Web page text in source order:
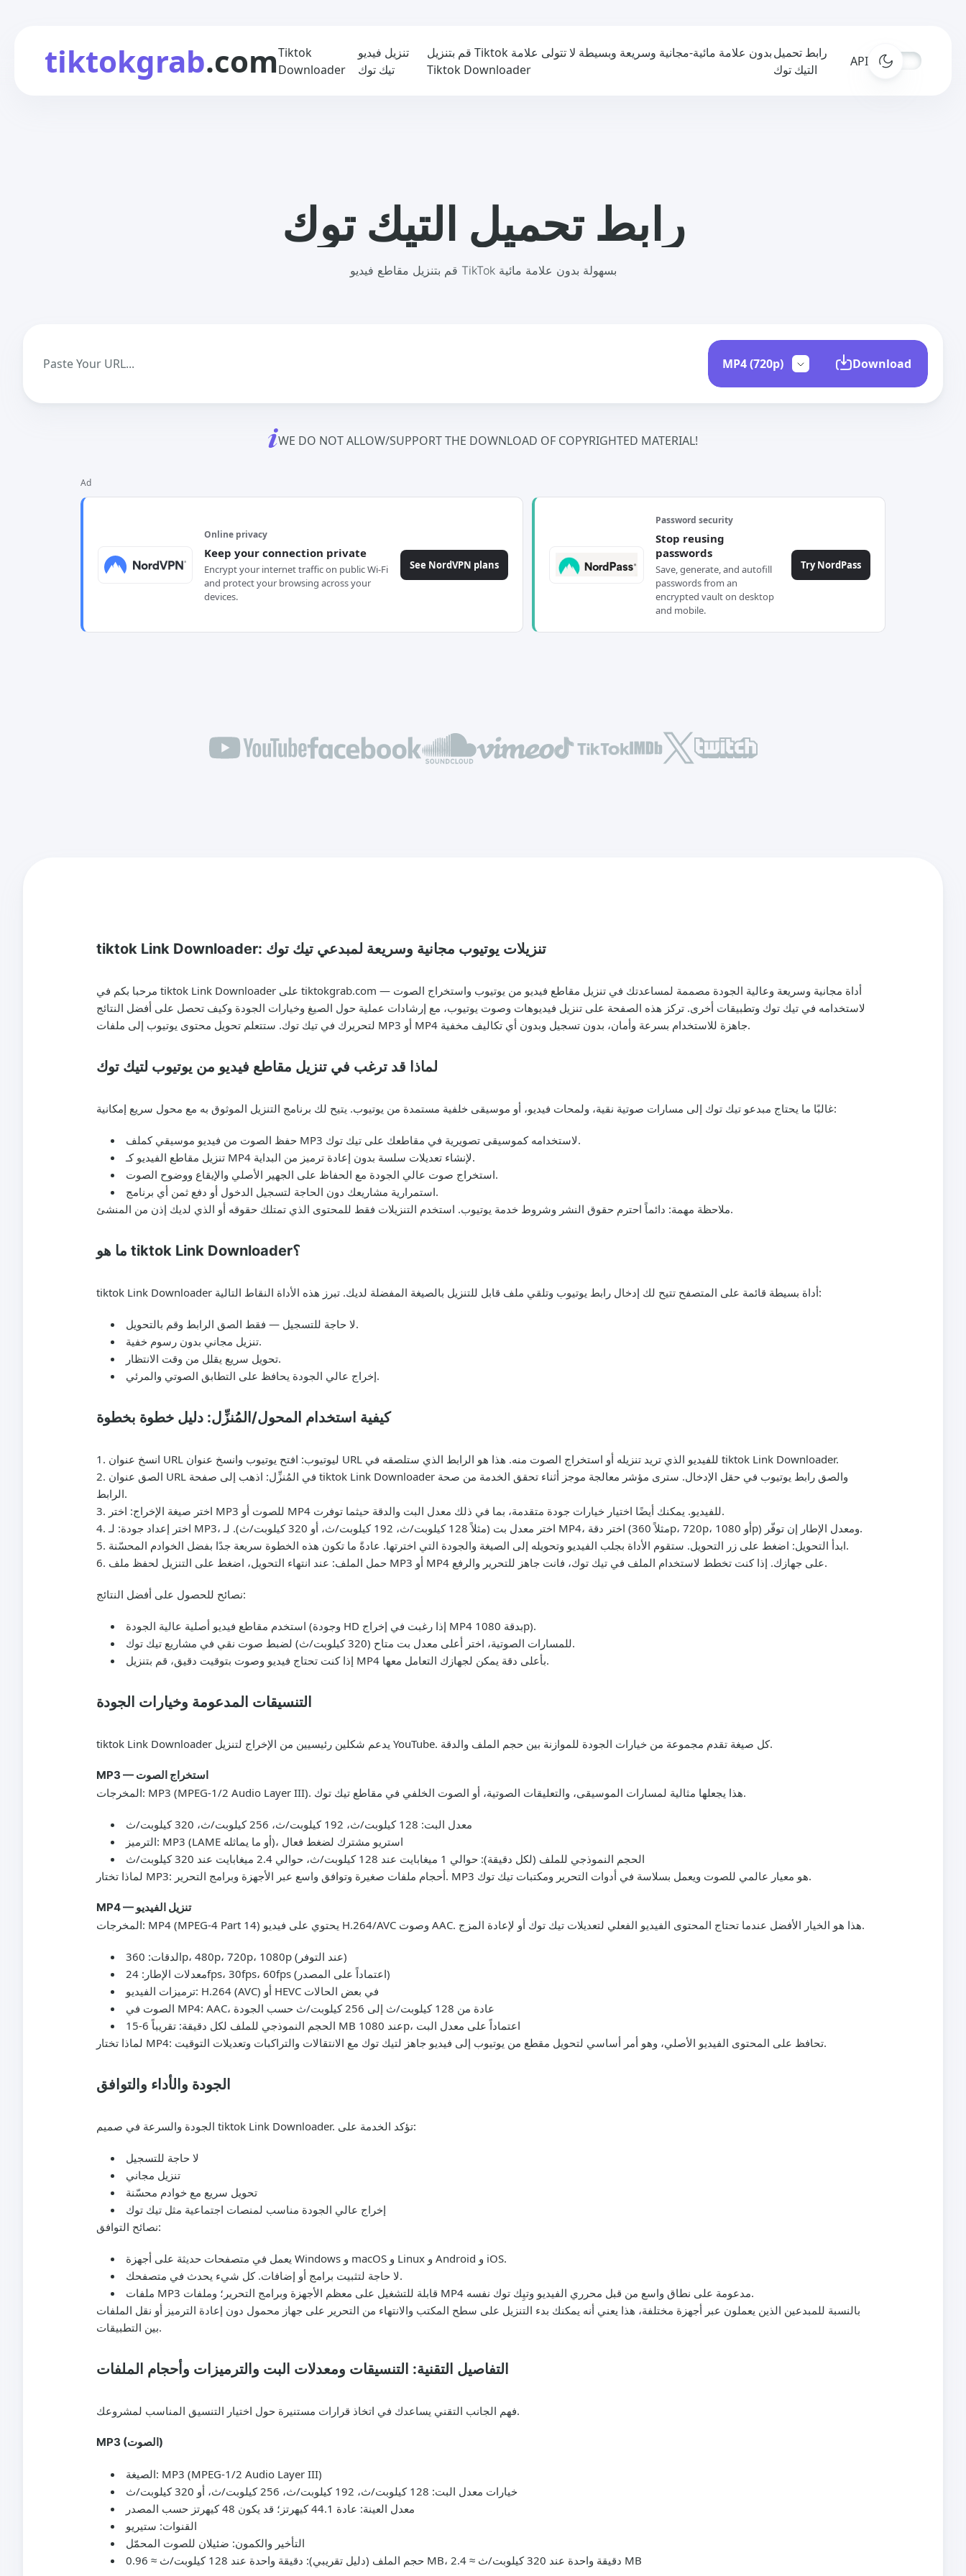
tiktokgrab.comTiktok
Downloader
تنزيل فيديو
تيك توك
قم بتنزيل Tiktok بدون علامة مائية-مجانية وسريعة وبسيطة لا تتولى علامة
Tiktok Downloader
رابط تحميل
التيك توك
APIs
رابط تحميل التيك توك
قم بتنزيل مقاطع فيديو TikTok بسهولة بدون علامة مائية
Download
WE DO NOT ALLOW/SUPPORT THE DOWNLOAD OF COPYRIGHTED MATERIAL!
Ad
Online privacy
Keep your connection private
Encrypt your internet traffic on public Wi-Fi
and protect your browsing across your
devices.
See NordVPN plans
Password security
Stop reusing
passwords
Save, generate, and autofill
passwords from an
encrypted vault on desktop
and mobile.
Try NordPass
tiktok Link Downloader: تنزيلات يوتيوب مجانية وسريعة لمبدعي تيك توك
مرحبا بكم في tiktok Link Downloader على tiktokgrab.com — أداة مجانية وسريعة وعالية الجودة مصممة لمساعدتك في تنزيل مقاطع فيديو من يوتيوب واستخراج الصوت
لاستخدامه في تيك توك وتطبيقات أخرى. تركز هذه الصفحة على تنزيل فيديوهات وصوت يوتيوب، مع إرشادات عملية حول الصيغ وخيارات الجودة وكيف تحصل على أفضل النتائج
لتحريرك في تيك توك. ستتعلم تحويل محتوى يوتيوب إلى ملفات MP3 أو MP4 جاهزة للاستخدام بسرعة وأمان، بدون تسجيل وبدون أي تكاليف مخفية.
لماذا قد ترغب في تنزيل مقاطع فيديو من يوتيوب لتيك توك
غالبًا ما يحتاج مبدعو تيك توك إلى مسارات صوتية نقية، ولمحات فيديو، أو موسيقى خلفية مستمدة من يوتيوب. يتيح لك برنامج التنزيل الموثوق به مع محول سريع إمكانية:
حفظ الصوت من فيديو موسيقي كملف MP3 لاستخدامه كموسيقى تصويرية في مقاطعك على تيك توك.
تنزيل مقاطع الفيديو كـ MP4 لإنشاء تعديلات سلسة بدون إعادة ترميز من البداية.
استخراج صوت عالي الجودة مع الحفاظ على الجهير الأصلي والإيقاع ووضوح الصوت.
استمرارية مشاريعك دون الحاجة لتسجيل الدخول أو دفع ثمن أي برنامج.
ملاحظة مهمة: دائماً احترم حقوق النشر وشروط خدمة يوتيوب. استخدم التنزيلات فقط للمحتوى الذي تمتلك حقوقه أو الذي لديك إذن من المنشئ.
ما هو tiktok Link Downloader؟
tiktok Link Downloader أداة بسيطة قائمة على المتصفح تتيح لك إدخال رابط يوتيوب وتلقي ملف قابل للتنزيل بالصيغة المفضلة لديك. تبرز هذه الأداة النقاط التالية:
لا حاجة للتسجيل — فقط الصق الرابط وقم بالتحويل.
تنزيل مجاني بدون رسوم خفية.
تحويل سريع يقلل من وقت الانتظار.
إخراج عالي الجودة يحافظ على التطابق الصوتي والمرئي.
كيفية استخدام المحول/المُنزِّل: دليل خطوة بخطوة
انسخ عنوان URL ليوتيوب
: افتح يوتيوب وانسخ عنوان URL للفيديو الذي تريد تنزيله أو استخراج الصوت منه. هذا هو الرابط الذي ستلصقه في tiktok Link Downloader.
الصق عنوان URL في المُنزِّل: اذهب إلى صفحة tiktok Link Downloader والصق رابط يوتيوب في حقل الإدخال. سترى مؤشر معالجة موجز أثناء تحقق الخدمة من صحة
الرابط.
اختر صيغة الإخراج
: اختر MP3 للصوت أو MP4 للفيديو. يمكنك أيضًا اختيار خيارات جودة متقدمة، بما في ذلك معدل البت والدقة حيثما توفرت.
اختر إعداد جودة
: لـ MP3، اختر معدل بت (مثلاً 128 كيلوبت/ث، 192 كيلوبت/ث، أو 320 كيلوبت/ث). لـ MP4، اختر دقة (مثلاً 360p، 720p، أو 1080p) ومعدل الإطار إن توفّر.
ابدأ التحويل: اضغط على زر التحويل. ستقوم الأداة بجلب الفيديو وتحويله إلى الصيغة والجودة التي اخترتها. عادةً ما تكون هذه الخطوة سريعة جدًا بفضل الخوادم المحسّنة.
حمل الملف
: عند انتهاء التحويل، اضغط على التنزيل لحفظ ملف MP3 أو MP4 على جهازك. إذا كنت تخطط لاستخدام الملف في تيك توك، فانت جاهز للتحرير والرفع.
نصائح للحصول على أفضل النتائج:
استخدم مقاطع فيديو أصلية عالية الجودة (وجودة HD إذا رغبت في إخراج MP4 بدقة 1080p).
للمسارات الصوتية، اختر أعلى معدل بت متاح (320 كيلوبت/ث) لضبط صوت نقي في مشاريع تيك توك.
إذا كنت تحتاج فيديو وصوت بتوقيت دقيق، قم بتنزيل MP4 بأعلى دقة يمكن لجهازك التعامل معها.
التنسيقات المدعومة وخيارات الجودة
tiktok Link Downloader يدعم شكلين رئيسيين من الإخراج لتنزيل YouTube. كل صيغة تقدم مجموعة من خيارات الجودة للموازنة بين حجم الملف والدقة.
MP3 — استخراج الصوت
المخرجات: MP3 (MPEG-1/2 Audio Layer III). هذا يجعلها مثالية لمسارات الموسيقى، والتعليقات الصوتية، أو الصوت الخلفي في مقاطع تيك توك.
معدل البت: 128 كيلوبت/ث، 192 كيلوبت/ث، 256 كيلوبت/ث، 320 كيلوبت/ث
الترميز: MP3 (LAME أو ما يماثله)، استريو مشترك لضغط فعال
الحجم النموذجي للملف (لكل دقيقة): حوالي 1 ميغابايت عند 128 كيلوبت/ث، حوالي 2.4 ميغابايت عند 320 كيلوبت/ث
لماذا تختار MP3: أحجام ملفات صغيرة وتوافق واسع عبر الأجهزة وبرامج التحرير. MP3 هو معيار عالمي للصوت ويعمل بسلاسة في أدوات التحرير ومكتبات تيك توك.
MP4 — تنزيل الفيديو
المخرجات: MP4 (MPEG-4 Part 14) يحتوي على فيديو H.264/AVC وصوت AAC. هذا هو الخيار الأفضل عندما تحتاج المحتوى الفيديو الفعلي لتعديلات تيك توك أو لإعادة المزج.
الدقات: 360p، 480p، 720p، 1080p (عند التوفر)
معدلات الإطار: 24fps، 30fps، 60fps (اعتماداً على المصدر)
ترميزات الفيديو: H.264 (AVC) أو HEVC في بعض الحالات
الصوت في MP4: AAC، عادة من 128 كيلوبت/ث إلى 256 كيلوبت/ث حسب الجودة
الحجم النموذجي للملف لكل دقيقة: تقريباً 6-15 MB عند 1080p، اعتماداً على معدل البت
لماذا تختار MP4: تحافظ على المحتوى الفيديو الأصلي، وهو أمر أساسي لتحويل مقطع من يوتيوب إلى فيديو جاهز لتيك توك مع الانتقالات والتراكبات وتعديلات التوقيت.
الجودة والأداء والتوافق
الجودة والسرعة في صميم tiktok Link Downloader. تؤكد الخدمة على:
لا حاجة للتسجيل
تنزيل مجاني
تحويل سريع مع خوادم محسّنة
إخراج عالي الجودة مناسب لمنصات اجتماعية مثل تيك توك
نصائح التوافق:
يعمل في متصفحات حديثة على أجهزة Windows و macOS و Linux و Android و iOS.
لا حاجة لتثبيت برامج أو إضافات. كل شيء يحدث في متصفحك.
ملفات MP3 قابلة للتشغيل على معظم الأجهزة وبرامج التحرير؛ وملفات MP4 مدعومة على نطاق واسع من قبل محرري الفيديو وتيِك توك نفسه.
بالنسبة للمبدعين الذين يعملون عبر أجهزة مختلفة، هذا يعني أنه يمكنك بدء التنزيل على سطح المكتب والانتهاء من التحرير على جهاز محمول دون إعادة الترميز أو نقل الملفات
بين التطبيقات.
التفاصيل التقنية: التنسيقات ومعدلات البت والترميزات وأحجام الملفات
فهم الجانب التقني يساعدك في اتخاذ قرارات مستنيرة حول اختيار التنسيق المناسب لمشروعك.
MP3 (الصوت)
الصيغة: MP3 (MPEG-1/2 Audio Layer III)
خيارات معدل البت: 128 كيلوبت/ث، 192 كيلوبت/ث، 256 كيلوبت/ث، أو 320 كيلوبت/ث
معدل العينة: عادة 44.1 كيهرتز؛ قد يكون 48 كيهرتز حسب المصدر
القنوات: ستيريو
التأخير والكمون: ضئيلان للصوت المحمّل
حجم الملف (دليل تقريبي): دقيقة واحدة عند 128 كيلوبت/ث ≈ 0.96 MB، دقيقة واحدة عند 320 كيلوبت/ث ≈ 2.4 MB